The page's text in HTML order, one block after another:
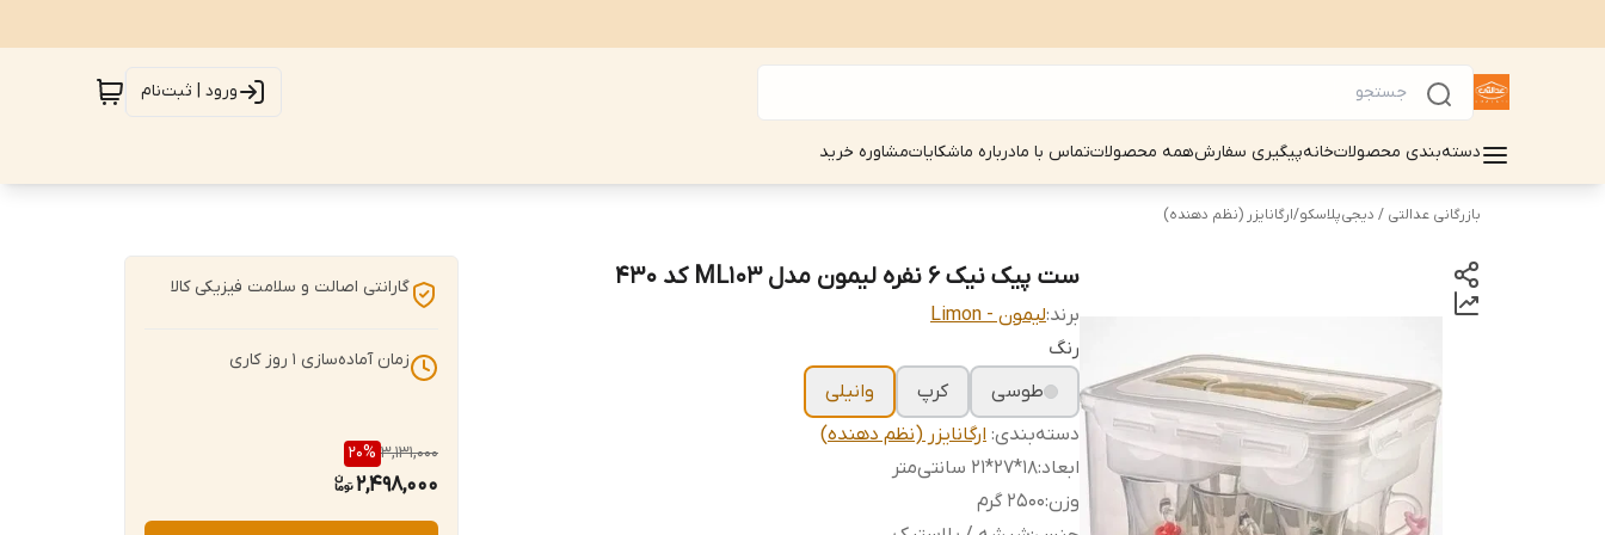
ورود | ثبت‌نام
دسته‌بندی محصولاتخانهپیگیری سفارشهمه محصولاتتماس با مادرباره ماشکایاتمشاوره خرید
بازرگانی عدالتی / دیجی‌پلاسکو/ارگانایزر (نظم دهنده)
ست پیک نیک 6 نفره لیمون مدل ML103 کد 430
برند:لیمون - Limon
رنگ
طوسی
کرپ
وانیلی
دسته‌بندی: ارگانایزر (نظم دهنده)
ابعاد:۱۸*۲۷*۲۱ سانتی‌متر
وزن:۲۵۰۰ گرم
گارانتی اصالت و سلامت فیزیکی کالا
زمان آماده‌سازی 1 روز کاری
3,131,000
20%
2,498,000